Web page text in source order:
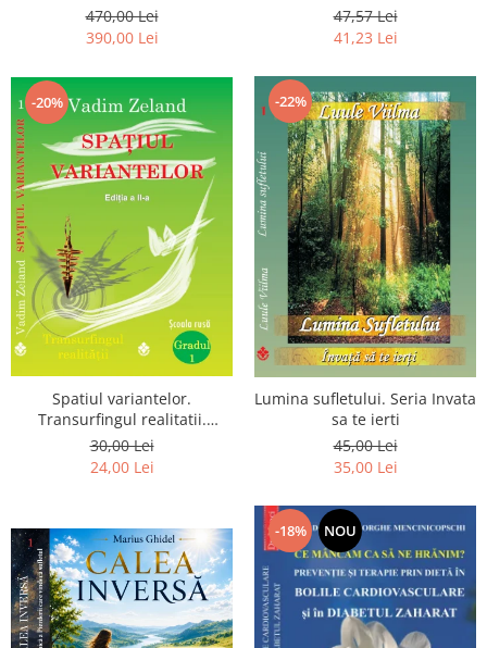
Luceafarului de Dimineata -
Gratuit)
470,00 Lei
390,00 Lei
chiar dragostea ta. Editia a 2-
a
47,57 Lei
41,23 Lei
-20%
Spatiul variantelor.
Transurfingul realitatii.
Gradul 1. Cum sa ne
dezvoltam intuitia si sa ne
30,00 Lei
24,00 Lei
-22%
Lumina sufletului. Seria Invata
sa te ierti
45,00 Lei
35,00 Lei
-18% NOU